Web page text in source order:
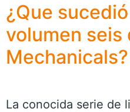
¿Que
volumen seis
Mechanicals?
La conocida serie de